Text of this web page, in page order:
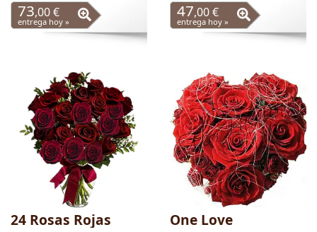
73,00 €
entrega hoy »
47,00 €
entrega hoy »
24 Rosas Rojas One Love